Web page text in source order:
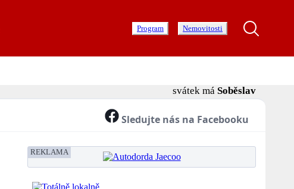
Program Nemovitosti
svátek má Soběslav
Sledujte nás na Facebooku
REKLAMA